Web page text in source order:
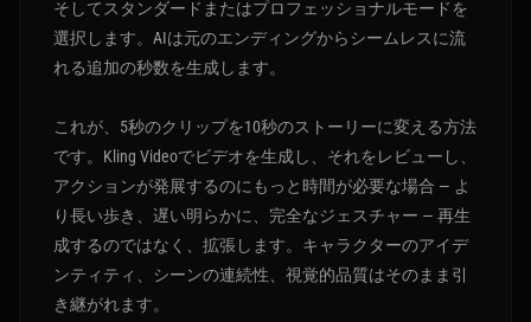
そしてスタンダードまたはプロフェッショナルモードを
選択します。AIは元のエンディングからシームレスに流
れる追加の秒数を生成します。
これが、5秒のクリップを10秒のストーリーに変える方法
です。Kling Videoでビデオを生成し、それをレビューし、
アクションが発展するのにもっと時間が必要な場合 — よ
り長い歩き、遅い明らかに、完全なジェスチャー — 再生
成するのではなく、拡張します。キャラクターのアイデ
ンティティ、シーンの連続性、視覚的品質はそのまま引
き継がれます。